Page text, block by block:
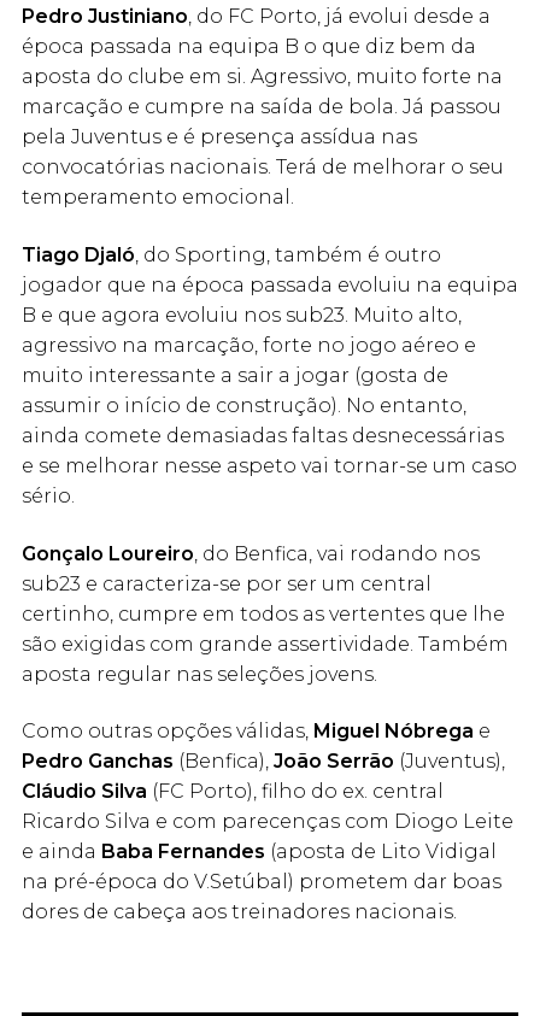
Pedro Justiniano, do FC Porto, já evolui desde a
época passada na equipa B o que diz bem da
aposta do clube em si. Agressivo, muito forte na
marcação e cumpre na saída de bola. Já passou
pela Juventus e é presença assídua nas
convocatórias nacionais. Terá de melhorar o seu
temperamento emocional.
Tiago Djaló, do Sporting, também é outro
jogador que na época passada evoluiu na equipa
B e que agora evoluiu nos sub23. Muito alto,
agressivo na marcação, forte no jogo aéreo e
muito interessante a sair a jogar (gosta de
assumir o início de construção). No entanto,
ainda comete demasiadas faltas desnecessárias
e se melhorar nesse aspeto vai tornar-se um caso
sério.
Gonçalo Loureiro , do Benfica, vai rodando nos
sub23 e caracteriza-se por ser um central
certinho, cumpre em todos as vertentes que lhe
são exigidas com grande assertividade. Também
aposta regular nas seleções jovens.
Como outras opções válidas, Miguel Nóbrega e
Pedro Ganchas (Benfica), João Serrão (Juventus),
Cláudio Silva (FC Porto), filho do ex. central
Ricardo Silva e com parecenças com Diogo Leite
e ainda Baba Fernandes (aposta de Lito Vidigal
na pré-época do V.Setúbal) prometem dar boas
dores de cabeça aos treinadores nacionais.